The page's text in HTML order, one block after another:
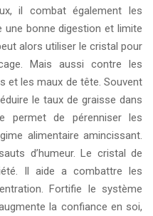
il combat également les
une bonne digestion et limite
alors utiliser le cristal pour
Mais aussi contre les
et les maux de tête. Souvent
le taux de graisse dans
permet de pérenniser les
alimentaire amincissant.
d’humeur. Le cristal de
Il aide a combattre les
Fortifie le système
la confiance en soi,